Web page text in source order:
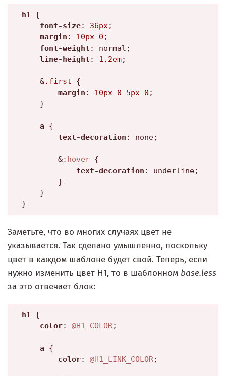
h1 {
font-size: 36px;
margin : 10px 0 ;
font-weight : normal;
line-height : 1.2em;
	&
.first {
margin : 10px 0 5px 0 ;
a {
text-decoration : none;
		&
:hover {
text-decoration : underline;
Заметьте, что во многих случаях цвет не
указывается. Так сделано умышленно, поскольку
цвет в каждом шаблоне будет свой. Теперь, если
нужно изменить цвет H1, то в шаблонном base.less
за это отвечает блок:
h1 {
color: @H1_COLOR;
a {
color: @H1_LINK_COLOR;